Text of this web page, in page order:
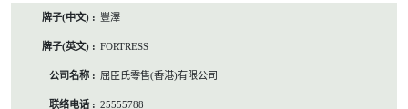
豐澤
FORTRESS
屈臣氏零售(香港)有限公司
25555788